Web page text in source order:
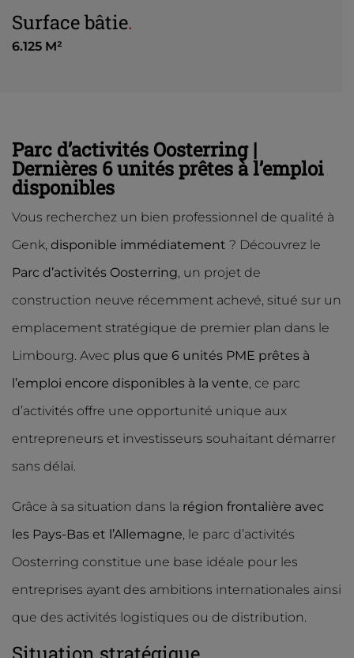
Surface bâtie.
6.125 M²
Parc d’activités Oosterring |
Dernières 6 unités prêtes à l’emploi
disponibles
Vous recherchez un bien professionnel de qualité à
Genk, disponible immédiatement ? Découvrez le
Parc d’activités Oosterring, un projet de
construction neuve récemment achevé, situé sur un
emplacement stratégique de premier plan dans le
Limbourg. Avec plus que 6 unités PME prêtes à
l’emploi encore disponibles à la vente, ce parc
d’activités offre une opportunité unique aux
entrepreneurs et investisseurs souhaitant démarrer
sans délai.
Grâce à sa situation dans la région frontalière avec
les Pays-Bas et l’Allemagne, le parc d’activités
Oosterring constitue une base idéale pour les
entreprises ayant des ambitions internationales ainsi
que des activités logistiques ou de distribution.